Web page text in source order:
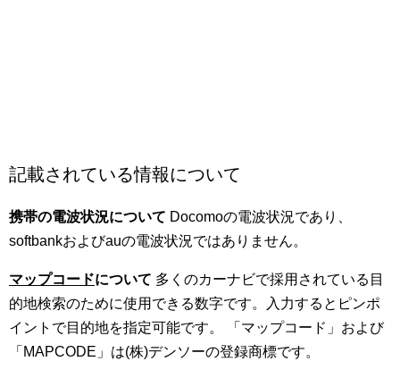
記載されている情報について
携帯の電波状況について Docomoの電波状況であり、
softbankおよびauの電波状況ではありません。
マップコードについて 多くのカーナビで採用されている目
的地検索のために使用できる数字です。入力するとピンポ
イントで目的地を指定可能です。 「マップコード」および
「MAPCODE」は(株)デンソーの登録商標です。